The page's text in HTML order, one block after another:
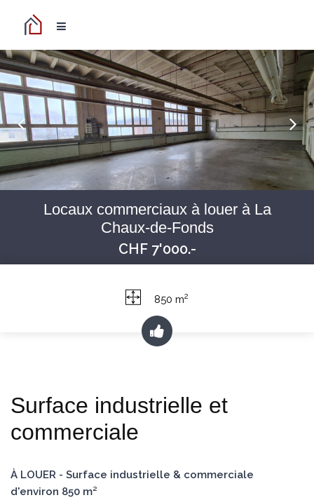
Locaux commerciaux à louer à La
Chaux-de-Fonds
CHF 7'000.-
850 m2
Surface industrielle et
commerciale
À LOUER - Surface industrielle & commerciale
d'environ 850 m²